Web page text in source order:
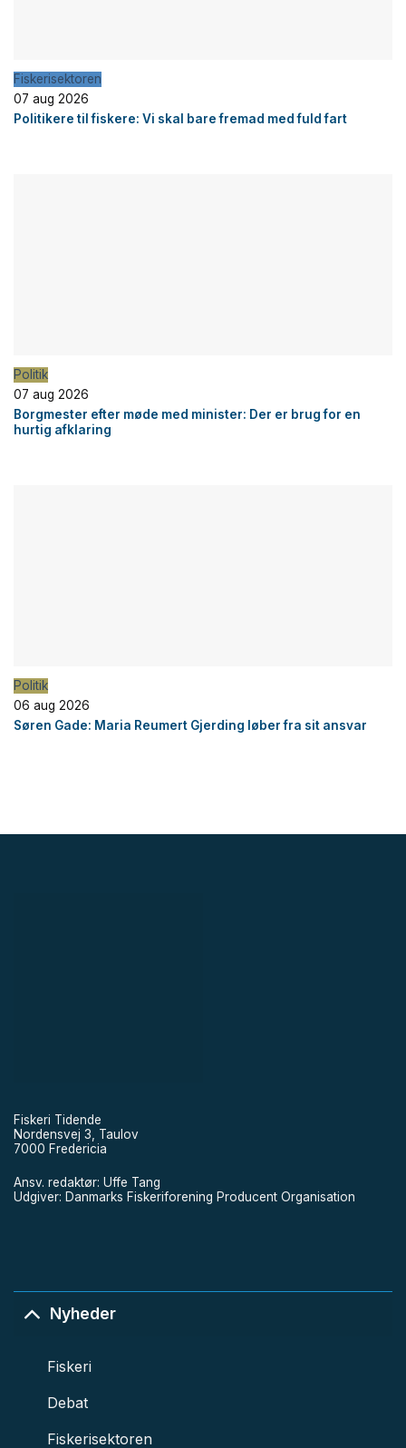
Fiskerisektoren
07 aug 2026
Politikere til fiskere: Vi skal bare fremad med fuld fart
Politik
07 aug 2026
Borgmester efter møde med minister: Der er brug for en
hurtig afklaring
Politik
06 aug 2026
Søren Gade: Maria Reumert Gjerding løber fra sit ansvar
Fiskeri Tidende
Nordensvej 3, Taulov
7000 Fredericia
Ansv. redaktør: Uffe Tang
Udgiver: Danmarks Fiskeriforening Producent Organisation
Nyheder
Fiskeri
Debat
Fiskerisektoren